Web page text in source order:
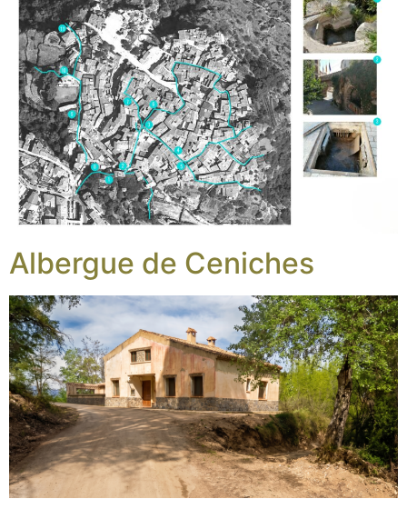
Albergue de Ceniches